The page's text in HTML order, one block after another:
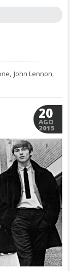
, John Lennon,
20
AGO
2015